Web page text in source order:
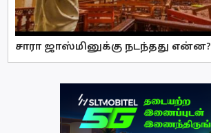
சாரா ஜாஸ்மினுக்கு நடந்தது என்ன?